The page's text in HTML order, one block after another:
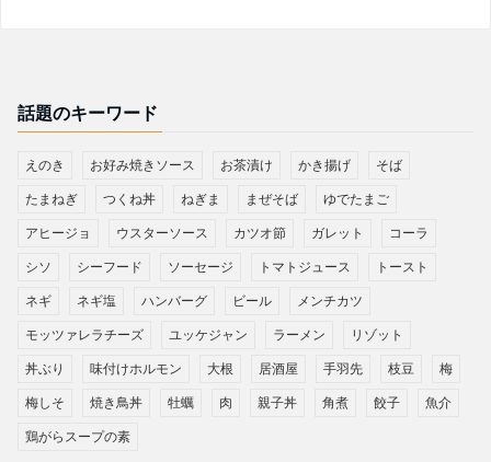
話題のキーワード
えのき お好み焼きソース お茶漬け かき揚げ そば
たまねぎ つくね丼 ねぎま まぜそば ゆでたまご
アヒージョ ウスターソース カツオ節 ガレット コーラ
シソ シーフード ソーセージ トマトジュース トースト
ネギ ネギ塩 ハンバーグ ビール メンチカツ
モッツァレラチーズ ユッケジャン ラーメン リゾット
丼ぶり 味付けホルモン 大根 居酒屋 手羽先 枝豆 梅
梅しそ 焼き鳥丼 牡蠣 肉 親子丼 角煮 餃子 魚介
鶏がらスープの素